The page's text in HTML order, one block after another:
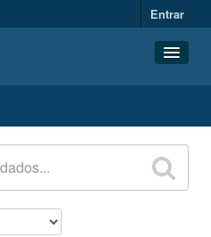
Entrar